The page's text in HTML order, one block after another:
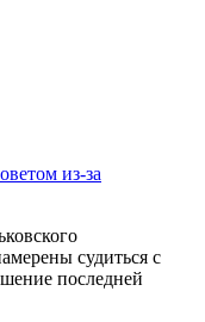
из-за
судиться с
последней